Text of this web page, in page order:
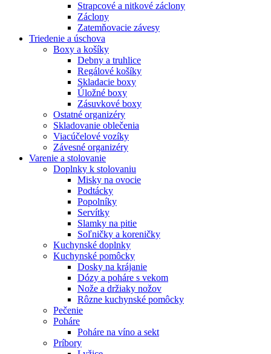
Strapcové a nitkové záclony
Záclony
Zatemňovacie závesy
Triedenie a úschova
Boxy a košíky
Debny a truhlice
Regálové košíky
Skladacie boxy
Úložné boxy
Zásuvkové boxy
Ostatné organizéry
Skladovanie oblečenia
Viacúčelové vozíky
Závesné organizéry
Varenie a stolovanie
Doplnky k stolovaniu
Misky na ovocie
Podtácky
Popolníky
Servítky
Slamky na pitie
Soľničky a koreničky
Kuchynské doplnky
Kuchynské pomôcky
Dosky na krájanie
Dózy a poháre s vekom
Nože a držiaky nožov
Rôzne kuchynské pomôcky
Pečenie
Poháre
Poháre na víno a sekt
Príbory